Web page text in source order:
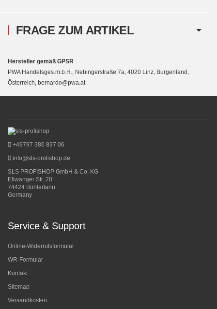
FRAGE ZUM ARTIKEL
Hersteller gemäß GPSR
PWA Handelsges.m.b.H., Nebingerstraße 7a, 4020 Linz, Burgenland,
Österreich, bernardo@pwa.at
+49797 386 837 06
info@sls-profishop.de
SLS PROFISHOP GmbH & Co. KG
Ellwanger Str. 20
74424 Bühlertann
Germany
Service & Support
Online-Widerrufsformular
WR-Formular
Kontakt
Sitemap
Versandkosten